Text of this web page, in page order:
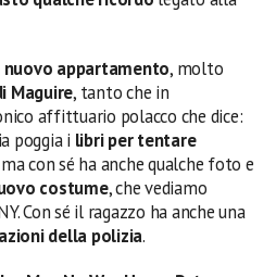
appartamento, molto
Maguire, tanto che in
affittuario polacco che dice:
poggia i libri per tentare
con sé ha anche qualche foto e
costume, che vediamo
Con sé il ragazzo ha anche una
della polizia.